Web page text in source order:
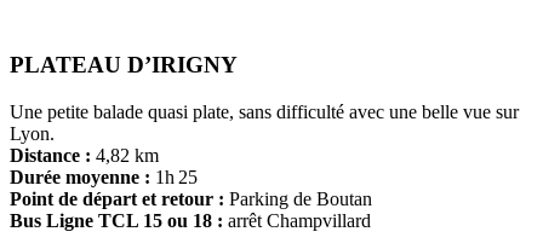
PLATEAU D’IRIGNY
Une petite balade quasi plate, sans difficulté avec une belle vue sur
Lyon.
Distance : 4,82 km
Durée moyenne : 1h 25
Point de départ et retour : Parking de Boutan
Bus Ligne TCL 15 ou 18 : arrêt Champvillard